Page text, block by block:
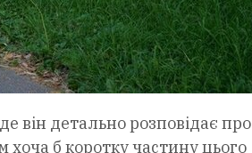
він детально розповідає про
хоча б коротку частину цього